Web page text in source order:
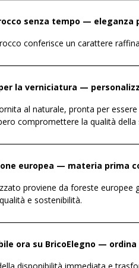
senza tempo — eleganza
conferisce un carattere
la verniciatura —
al naturale, pronta per
compromettere la qualità della
europea — materia prima
proviene da foreste europee
e sostenibilità.
ora su BricoElegno —